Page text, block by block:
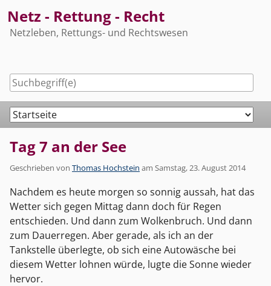
to
content
Netz - Rettung - Recht
Netzleben, Rettungs- und Rechtswesen
Navigation
Tag 7 an der See
Geschrieben von Thomas Hochstein am Samstag, 23. August 2014
Nachdem es heute morgen so sonnig aussah, hat das
Wetter sich gegen Mittag dann doch für Regen
entschieden. Und dann zum Wolkenbruch. Und dann
zum Dauerregen. Aber gerade, als ich an der
Tankstelle überlegte, ob sich eine Autowäsche bei
diesem Wetter lohnen würde, lugte die Sonne wieder
hervor.